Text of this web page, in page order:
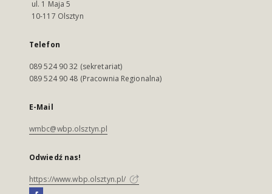
ul. 1 Maja 5
10-117 Olsztyn
Telefon
089 524 90 32 (sekretariat)
089 524 90 48 (Pracownia Regionalna)
E-Mail
wmbc@wbp.olsztyn.pl
Odwiedź nas!
https://www.wbp.olsztyn.pl/